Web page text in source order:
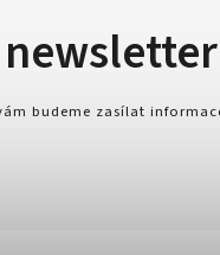
budeme zasílat